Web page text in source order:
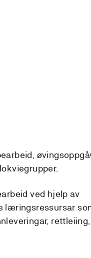
ved hjelp av
læringsressursar
rettleiing,